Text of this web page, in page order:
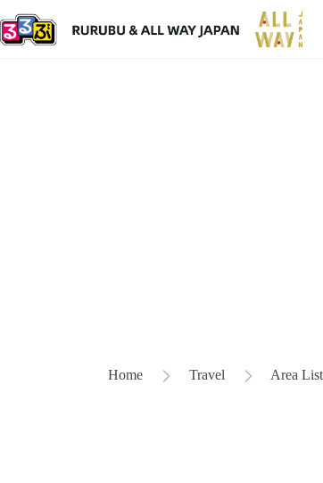
Home Travel Area List